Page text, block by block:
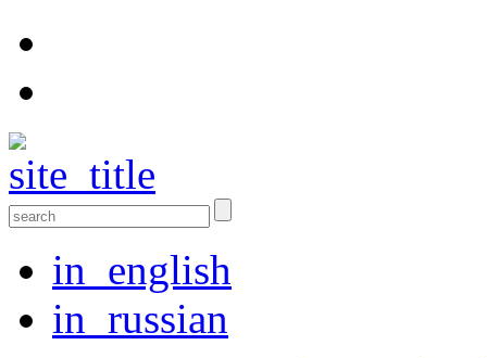
in_english
in_russian